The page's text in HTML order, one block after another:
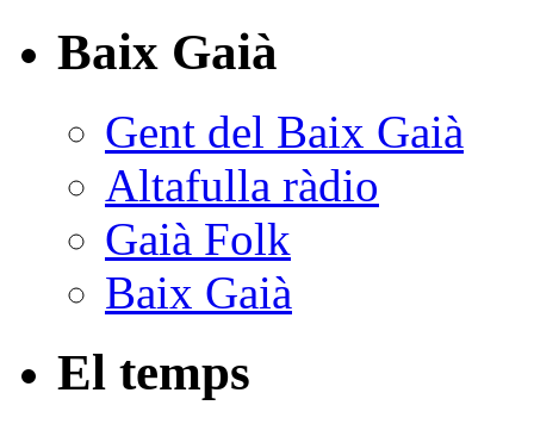
Baix Gaià
Gent del Baix Gaià
Altafulla ràdio
Gaià Folk
Baix Gaià
El temps